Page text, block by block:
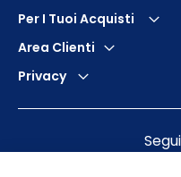
Per I Tuoi Acquisti
Area Clienti
Privacy